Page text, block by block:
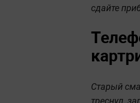
сдайте
Старый